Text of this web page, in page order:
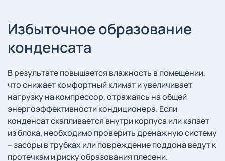
Избыточное образование
конденсата
В результате повышается влажность в помещении,
что снижает комфортный климат и увеличивает
нагрузку на компрессор, отражаясь на общей
энергоэффективности кондиционера. Если
конденсат скапливается внутри корпуса или капает
из блока, необходимо проверить дренажную систему
– засоры в трубках или повреждение поддона ведут к
протечкам и риску образования плесени.